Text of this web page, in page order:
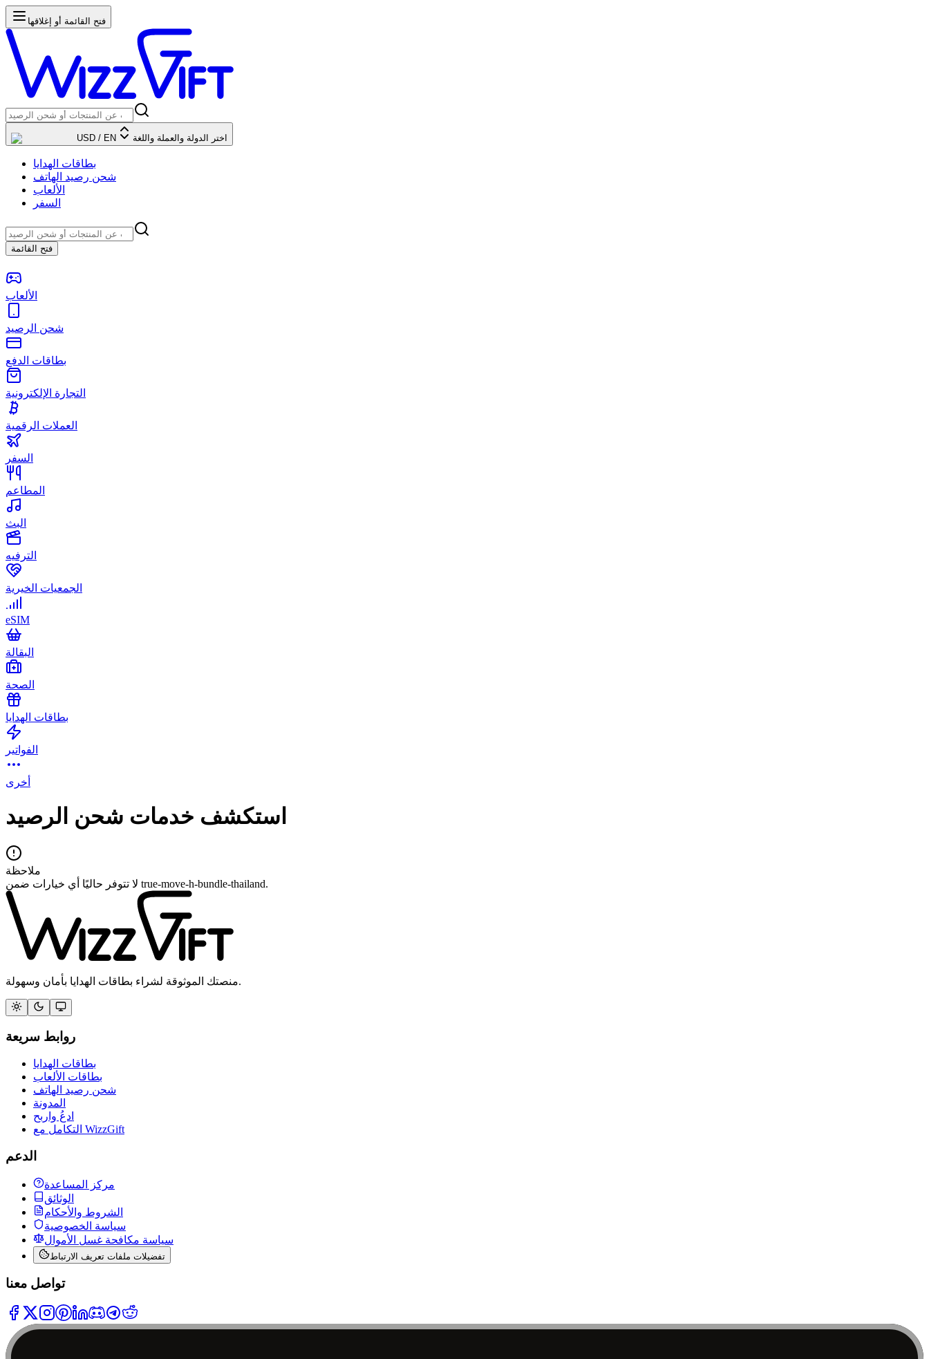
فتح القائمة أو إغلاقها
USD / EN اختر الدولة والعملة واللغة
بطاقات الهدايا
شحن رصيد الهاتف
الألعاب
السفر
فتح القائمة
الألعاب
شحن الرصيد
بطاقات الدفع
التجارة الإلكترونية
العملات الرقمية
السفر
المطاعم
البث
الترفيه
الجمعيات الخيرية
eSIM
البقالة
الصحة
بطاقات الهدايا
الفواتير
أخرى
استكشف خدمات شحن الرصيد
ملاحظة
لا تتوفر حاليًا أي خيارات ضمن true-move-h-bundle-thailand.
منصتك الموثوقة لشراء بطاقات الهدايا بأمان وسهولة.
روابط سريعة
بطاقات الهدايا
بطاقات الألعاب
شحن رصيد الهاتف
المدونة
ادعُ واربح
التكامل مع WizzGift
الدعم
مركز المساعدة
الوثائق
الشروط والأحكام
سياسة الخصوصية
سياسة مكافحة غسل الأموال
تفضيلات ملفات تعريف الارتباط
تواصل معنا